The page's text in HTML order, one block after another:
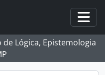
Lógica, Epistemologia